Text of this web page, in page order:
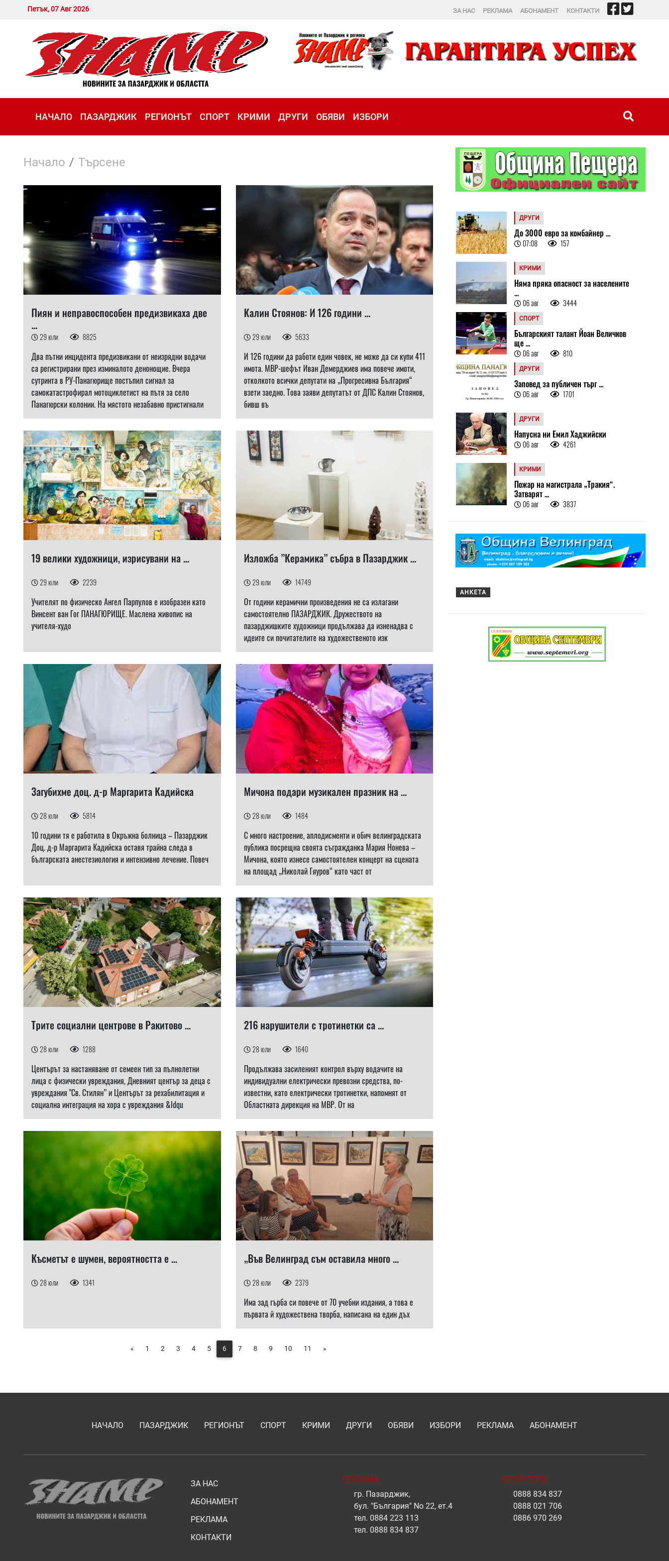
Петък, 07 Авг 2026 ЗА НАС РЕКЛАМА АБОНАМЕНТ КОНТАКТИ
НАЧАЛО ПАЗАРДЖИК РЕГИОНЪТ СПОРТ КРИМИ ДРУГИ ОБЯВИ ИЗБОРИ
Начало Търсене
Пиян и неправоспособен предизвикаха две
...
29 юли 8825
Два пътни инцидента предизвикани от неизрядни водачи
са регистрирани през изминалото денонощие. Вчера
сутринта в РУ-Панагюрище постъпил сигнал за
самокатастрофирал мотоциклетист на пътя за село
Панагюрски колонии. На мястото незабавно пристигнали
Калин Стоянов: И 126 години ...
29 юли 5633
И 126 години да работи един човек, не може да си купи 411
имота. МВР-шефът Иван Демерджиев има повече имоти,
отколкото всички депутати на „Прогресивна България“
взети заедно. Това заяви депутатът от ДПС Калин Стоянов,
бивш въ
19 велики художници, изрисувани на ...
29 юли 2239
Учителят по физическо Ангел Парпулов е изобразен като
Винсент ван Гог ПАНАГЮРИЩЕ. Маслена живопис на
учителя-худо
Изложба ”Керамика” събра в Пазарджик ...
29 юли 14749
От години керамични произведения не са излагани
самостоятелно ПАЗАРДЖИК. Дружеството на
пазарджишките художници продължава да изненадва с
идеите си почитателите на художественото изк
Загубихме доц. д-р Маргарита Кадийска
28 юли 5814
10 години тя е работила в Окръжна болница – Пазарджик
Доц. д-р Маргарита Кадийска оставя трайна следа в
българската анестезиология и интензивно лечение. Повеч
Мичона подари музикален празник на ...
28 юли 1484
С много настроение, аплодисменти и обич велинградската
публика посрещна своята съгражданка Мария Нонева –
Мичона, която изнесе самостоятелен концерт на сцената
на площад „Николай Гяуров“ като част от
Трите социални центрове в Ракитово ...
28 юли 1288
Центърът за настаняване от семеен тип за пълнолетни
лица с физически увреждания, Дневният център за деца с
увреждания "Св. Стилян” и Центърът за рехабилитация и
социална интеграция на хора с увреждания &ldqu
216 нарушители с тротинетки са ...
28 юли 1640
Продължава засиленият контрол върху водачите на
индивидуални електрически превозни средства, по-
известни, като електрически тротинетки, напомнят от
Областната дирекция на МВР. От на
Късметът е шумен, вероятността е ...
28 юли 1341
„Във Велинград съм оставила много ...
28 юли 2379
Има зад гърба си повече от 70 учебни издания, а това е
първата й художествена творба, написана на един дъх
« 1 2 3 4 5 6 7 8 9 10 11 »
ДРУГИ
До 3000 евро за комбайнер ...
07:08 157
КРИМИ
Няма пряка опасност за населените
...
06 авг 3444
СПОРТ
Българският талант Йоан Величков
ще ...
06 авг 810
ДРУГИ
Заповед за публичен търг ...
06 авг 1701
ДРУГИ
Напусна ни Емил Хаджийски
06 авг 4261
КРИМИ
Пожар на магистрала „Тракия“.
Затварят ...
06 авг 3837
АНКЕТА
НАЧАЛО ПАЗАРДЖИК РЕГИОНЪТ СПОРТ КРИМИ ДРУГИ ОБЯВИ ИЗБОРИ РЕКЛАМА АБОНАМЕНТ
ЗА НАС
АБОНАМЕНТ
РЕКЛАМА
КОНТАКТИ
РЕКЛАМА
гр. Пазарджик,
бул. "България" No 22, ет.4
тел. 0884 223 113
тел. 0888 834 837
РЕПОРТЕРИ
0888 834 837
0888 021 706
0886 970 269